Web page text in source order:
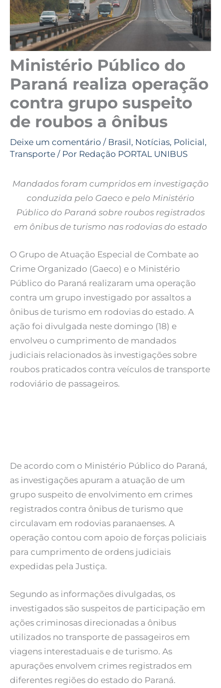
Ministério Público do
Paraná realiza operação
contra grupo suspeito
de roubos a ônibus
Deixe um comentário / Brasil, Notícias, Policial,
Transporte / Por Redação PORTAL UNIBUS
Mandados foram cumpridos em investigação
conduzida pelo Gaeco e pelo Ministério
Público do Paraná sobre roubos registrados
em ônibus de turismo nas rodovias do estado
O Grupo de Atuação Especial de Combate ao
Crime Organizado (Gaeco) e o Ministério
Público do Paraná realizaram uma operação
contra um grupo investigado por assaltos a
ônibus de turismo em rodovias do estado. A
ação foi divulgada neste domingo (18) e
envolveu o cumprimento de mandados
judiciais relacionados às investigações sobre
roubos praticados contra veículos de transporte
rodoviário de passageiros.
De acordo com o Ministério Público do Paraná,
as investigações apuram a atuação de um
grupo suspeito de envolvimento em crimes
registrados contra ônibus de turismo que
circulavam em rodovias paranaenses. A
operação contou com apoio de forças policiais
para cumprimento de ordens judiciais
expedidas pela Justiça.
Segundo as informações divulgadas, os
investigados são suspeitos de participação em
ações criminosas direcionadas a ônibus
utilizados no transporte de passageiros em
viagens interestaduais e de turismo. As
apurações envolvem crimes registrados em
diferentes regiões do estado do Paraná.